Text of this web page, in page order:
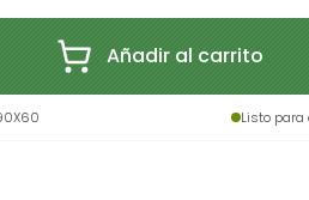
Añadir al carrito
Listo para